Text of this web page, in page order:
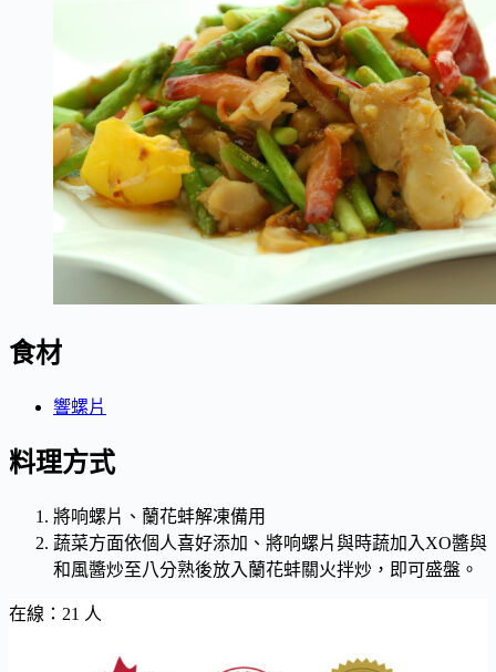
食材
響螺片
料理方式
將响螺片、蘭花蚌解凍備用
蔬菜方面依個人喜好添加、將响螺片與時蔬加入XO醬與
和風醬炒至八分熟後放入蘭花蚌關火拌炒，即可盛盤。
在線：21 人